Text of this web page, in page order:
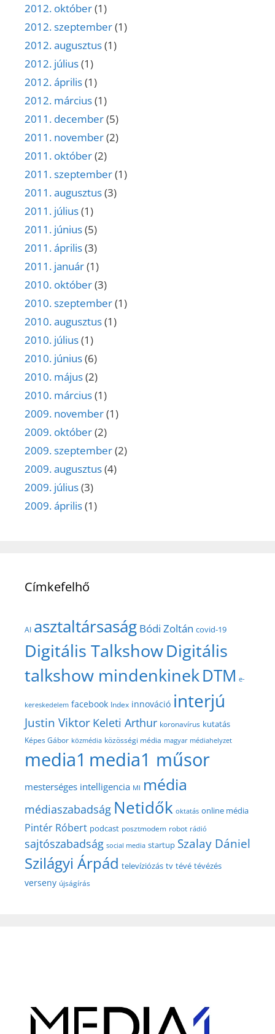
2012. október(1)
2012. szeptember(1)
2012. augusztus(1)
2012. július(1)
2012. április(1)
2012. március(1)
2011. december(5)
2011. november(2)
2011. október(2)
2011. szeptember(1)
2011. augusztus(3)
2011. július(1)
2011. június(5)
2011. április(3)
2011. január(1)
2010. október(3)
2010. szeptember(1)
2010. augusztus(1)
2010. július(1)
2010. június(6)
2010. május(2)
2010. március(1)
2009. november(1)
2009. október(2)
2009. szeptember(2)
2009. augusztus(4)
2009. július(3)
2009. április(1)
Címkefelhő
AI asztaltársaság Bódi Zoltán covid-19
Digitális TalkshowDigitális
talkshow mindenkinekDTM e-
kereskedelem facebook Index innováció interjú
Justin Viktor Keleti Arthur koronavírus kutatás
Képes Gábor közmédia közösségi média magyar médiahelyzet
media1 media1 műsor
mesterséges intelligencia MI média
médiaszabadság Netidők oktatás online média
Pintér Róbert podcast posztmodem robot rádió
sajtószabadság social media startup Szalay Dániel
Szilágyi Árpád televíziózás tv tévé tévézés
verseny újságírás